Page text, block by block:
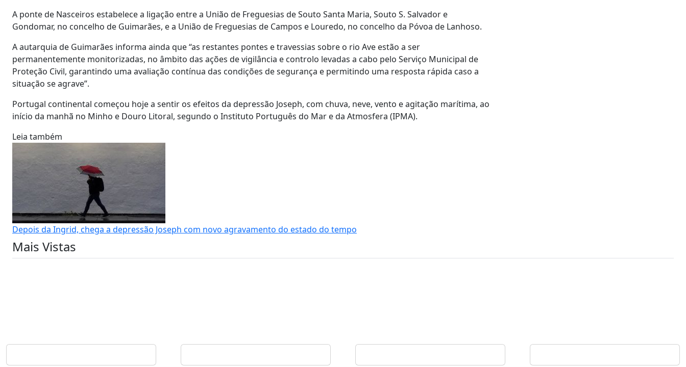
A ponte de Nasceiros estabelece a ligação entre a União de Freguesias de Souto Santa Maria, Souto S. Salvador e
Gondomar, no concelho de Guimarães, e a União de Freguesias de Campos e Louredo, no concelho da Póvoa de Lanhoso.
A autarquia de Guimarães informa ainda que “as restantes pontes e travessias sobre o rio Ave estão a ser
permanentemente monitorizadas, no âmbito das ações de vigilância e controlo levadas a cabo pelo Serviço Municipal de
Proteção Civil, garantindo uma avaliação contínua das condições de segurança e permitindo uma resposta rápida caso a
situação se agrave”.
Portugal continental começou hoje a sentir os efeitos da depressão Joseph, com chuva, neve, vento e agitação marítima, ao
início da manhã no Minho e Douro Litoral, segundo o Instituto Português do Mar e da Atmosfera (IPMA).
Leia também
Depois da Ingrid, chega a depressão Joseph com novo agravamento do estado do tempo
Mais Vistas